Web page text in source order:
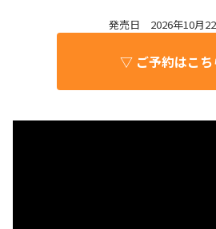
発売日 2026年10月22
▽ ご予約はこ